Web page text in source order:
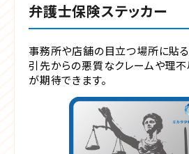
弁護士保険ステッカー
事務所や店舗の目立つ場所に貼る
引先からの悪質なクレームや理
が期待できます。